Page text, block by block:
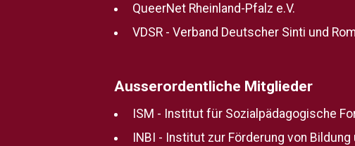
QueerNet Rheinland-Pfalz e.V.
VDSR - Verband Deutscher Sinti und
Ausserordentliche Mitglieder
ISM - Institut für Sozialpädagogische
INBI - Institut zur Förderung von